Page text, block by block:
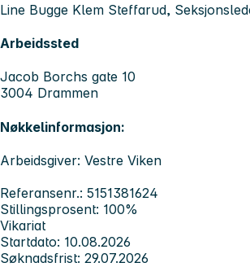
Line Bugge Klem Steffarud,
Arbeidssted
Jacob Borchs gate 10
3004 Drammen
Nøkkelinformasjon:
Arbeidsgiver: Vestre Viken
Referansenr.: 5151381624
Stillingsprosent: 100%
Vikariat
Startdato: 10.08.2026
Søknadsfrist: 29.07.2026